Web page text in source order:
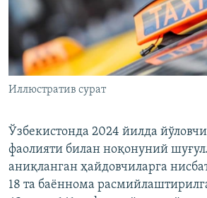
Иллюстратив сурат
Ўзбекистонда 2024 йилда
фаолияти билан ноқонуний
аниқланган ҳайдовчиларга
18 та баённома